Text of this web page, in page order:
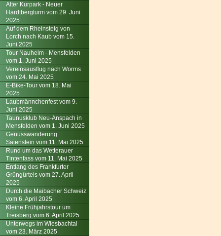
Alter Kurpark - Neuer
Hardtbergturm vom 29. Juni
2025
Auf dem Rheinsteig von
Lorch nach Kaub vom 15.
Juni 2025
Tour Nauheim - Mensfelden
vom 1. Juni 2025
Vereinsausflug nach Worms
vom 24. Mai 2025
E-Bike-Tour vom 18. Mai
2025
Laubmännchenfest vom 9.
Juni 2025
Taunusklub Neu-Anspach in
Mensfelden vom 1. Juni 2025
Genusswanderung
Saienstein vom 11. Mai 2025
Rund um das Wetterauer
Tintenfass vom 11. Mai 2025
Entlang des Frankfurter
Grüngürtels vom 27. April
2025
Durch die Maibacher Schweiz
vom 6. April 2025
Kleine Frühjahrstour um
Treisberg vom 6. April 2025
Unterwegs im Wiesbachtal
vom 23. März 2025